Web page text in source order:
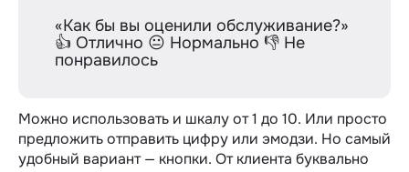
«Как бы вы оценили обслуживание?»
👍 Отлично 😐 Нормально 👎 Не
понравилось
Можно использовать и шкалу от 1 до 10. Или просто
предложить отправить цифру или эмодзи. Но самый
удобный вариант — кнопки. От клиента буквально